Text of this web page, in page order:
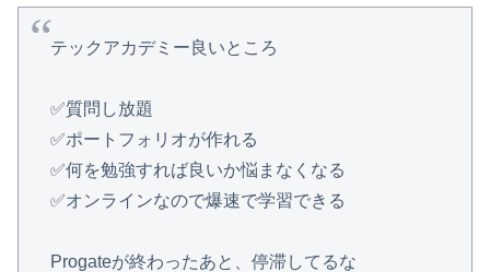
テックアカデミー良いところ
✅質問し放題
✅ポートフォリオが作れる
✅何を勉強すれば良いか悩まなくなる
✅オンラインなので爆速で学習できる
Progateが終わったあと、停滞してるな